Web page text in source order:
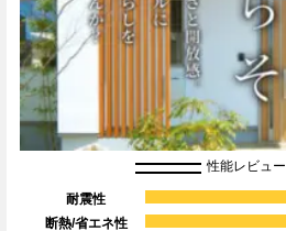
性能レビュー
耐震性
断熱/省エネ性